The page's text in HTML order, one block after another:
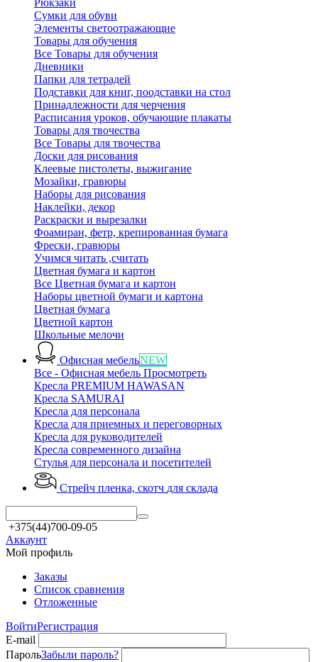
Рюкзаки
Сумки для обуви
Элементы светоотражающие
Товары для обучения
Все Товары для обучения
Дневники
Папки для тетрадей
Подставки для книг, поодставки на стол
Принадлежности для черчения
Расписания уроков, обучающие плакаты
Товары для твочества
Все Товары для твочества
Доски для рисования
Клеевые пистолеты, выжигание
Мозайки, гравюры
Наборы для рисования
Наклейки, декор
Раскраски и вырезалки
Фоамиран, фетр, крепированная бумага
Фрески, гравюры
Учимся читать ,считать
Цветная бумага и картон
Все Цветная бумага и картон
Наборы цветной бумаги и картона
Цветная бумага
Цветной картон
Школьные мелочи
Офисная мебельNEW
Все - Офисная мебель Просмотреть
Кресла PREMIUM HAWASAN
Кресла SAMURAI
Кресла для персонала
Кресла для приемных и переговорных
Кресла для руководителей
Кресла современного дизайна
Стулья для персонала и посетителей
Стрейч пленка, скотч для склада
+375(44)700-09-05
Аккаунт
Мой профиль
Заказы
Список сравнения
Отложенные
ВойтиРегистрация
E-mail
ПарольЗабыли пароль?